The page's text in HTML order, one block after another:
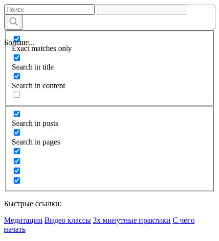
Больше...
Exact matches only
Search in title
Search in content
Search in posts
Search in pages
Быстрые ссылки:
Медитации Видео классы 3х минутные практики С чего
начать